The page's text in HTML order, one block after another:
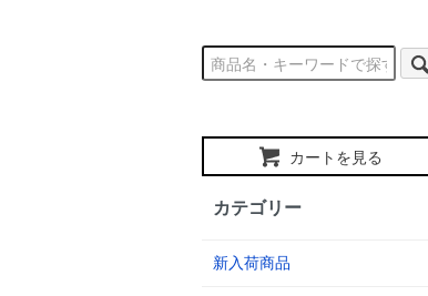
カートを見る
カテゴリー
新入荷商品